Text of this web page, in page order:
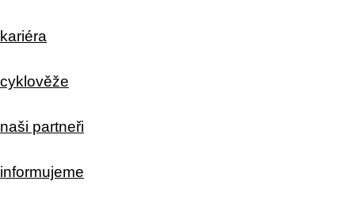
kariéra
cyklověže
naši partneři
informujeme